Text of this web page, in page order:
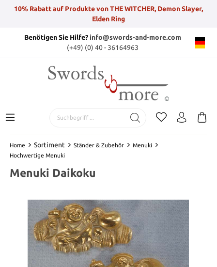
10% Rabatt auf Produkte von THE WITCHER, Demon Slayer,
Elden Ring
Benötigen Sie Hilfe?info@swords-and-more.com
(+49) (0) 40 - 36164963
Home Sortiment Ständer & Zubehör
Menuki
Hochwertige Menuki
Menuki Daikoku